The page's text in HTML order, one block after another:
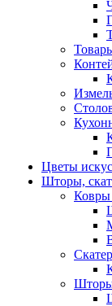
Цветы
Шторы,
Ковры